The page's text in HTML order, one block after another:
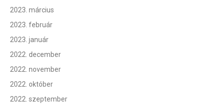
2023. március
2023. február
2023. január
2022. december
2022. november
2022. október
2022. szeptember